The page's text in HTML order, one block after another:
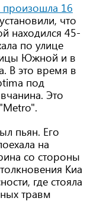
произошла 16
что
находился 45-
по улице
Южной и в
В это время в
под
Это
пьян. Его
на
со стороны
Киа
где стояла
травм